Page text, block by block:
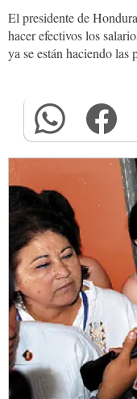
El presidente de
hacer efectivos los
ya se están haciendo las